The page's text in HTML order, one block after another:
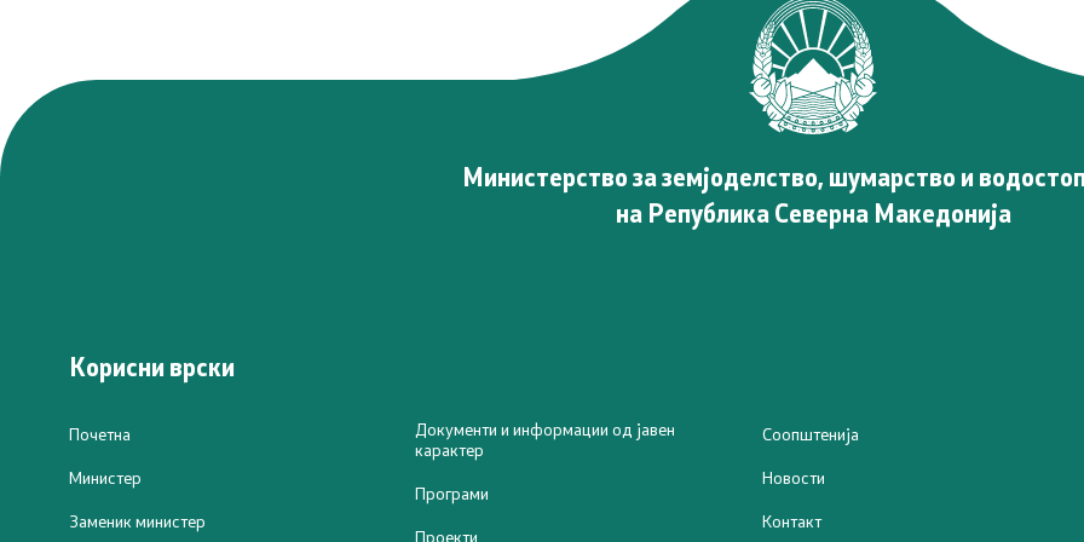
Министерство за земјоделство, шумарство и
на Република Северна Македонија
Корисни врски
Почетна
Министер
Заменик министер
Документи и информации од јавен
карактер
Програми
Проекти
Соопштенија
Новости
Контакт